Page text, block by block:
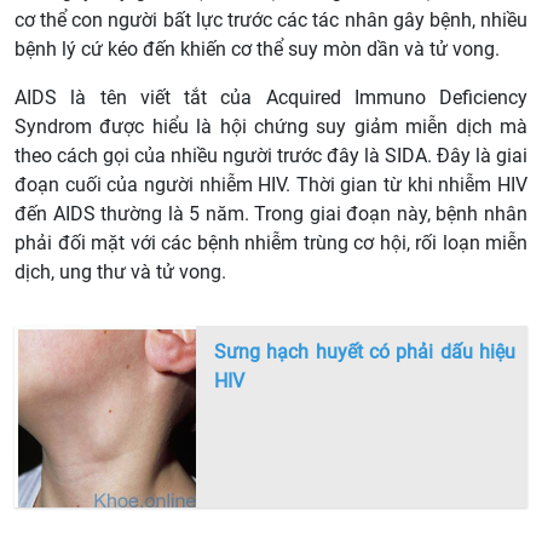
cơ thể con người bất lực trước các tác nhân gây bệnh, nhiều
bệnh lý cứ kéo đến khiến cơ thể suy mòn dần và tử vong.
AIDS là tên viết tắt của Acquired Immuno Deficiency
Syndrom được hiểu là hội chứng suy giảm miễn dịch mà
theo cách gọi của nhiều người trước đây là SIDA. Đây là giai
đoạn cuối của người nhiễm HIV. Thời gian từ khi nhiễm HIV
đến AIDS thường là 5 năm. Trong giai đoạn này, bệnh nhân
phải đối mặt với các bệnh nhiễm trùng cơ hội, rối loạn miễn
dịch, ung thư và tử vong.
Sưng hạch huyết có phải dấu hiệu
HIV